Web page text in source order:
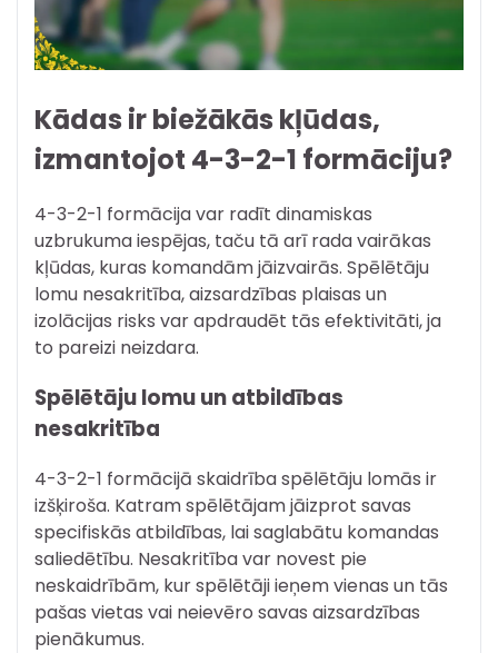
Kādas ir biežākās kļūdas,
izmantojot 4-3-2-1 formāciju?
4-3-2-1 formācija var radīt dinamiskas
uzbrukuma iespējas, taču tā arī rada vairākas
kļūdas, kuras komandām jāizvairās. Spēlētāju
lomu nesakritība, aizsardzības plaisas un
izolācijas risks var apdraudēt tās efektivitāti, ja
to pareizi neizdara.
Spēlētāju lomu un atbildības
nesakritība
4-3-2-1 formācijā skaidrība spēlētāju lomās ir
izšķiroša. Katram spēlētājam jāizprot savas
specifiskās atbildības, lai saglabātu komandas
saliedētību. Nesakritība var novest pie
neskaidrībām, kur spēlētāji ieņem vienas un tās
pašas vietas vai neievēro savas aizsardzības
pienākumus.